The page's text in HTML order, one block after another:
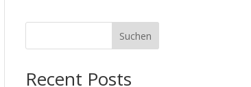
Suchen
Recent Posts